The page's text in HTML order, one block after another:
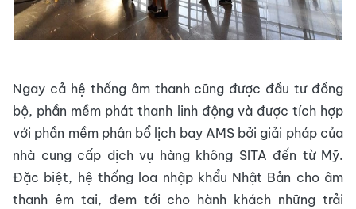
Ngay cả hệ thống âm thanh cũng được đầu tư đồng
bộ, phần mềm phát thanh linh động và được tích hợp
với phần mềm phân bổ lịch bay AMS bởi giải pháp của
nhà cung cấp dịch vụ hàng không SITA đến từ Mỹ.
Đặc biệt, hệ thống loa nhập khẩu Nhật Bản cho âm
thanh êm tai, đem tới cho hành khách những trải